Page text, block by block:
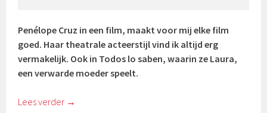
Penélope Cruz in een film, maakt voor mij elke film
goed. Haar theatrale acteerstijl vind ik altijd erg
vermakelijk. Ook in Todos lo saben, waarin ze Laura,
een verwarde moeder speelt.
Lees verder →